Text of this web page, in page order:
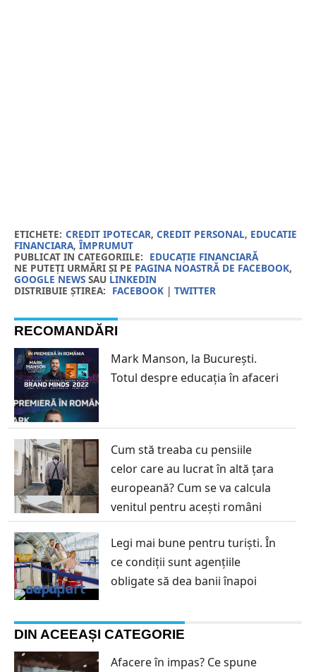
ETICHETE: CREDIT IPOTECAR, CREDIT PERSONAL, EDUCATIE
FINANCIARA, ÎMPRUMUT
PUBLICAT IN CATEGORIILE: EDUCAȚIE FINANCIARĂ
NE PUTEȚI URMĂRI ȘI PE PAGINA NOASTRĂ DE FACEBOOK,
GOOGLE NEWSSAU LINKEDIN
DISTRIBUIE ȘTIREA: FACEBOOK| TWITTER
RECOMANDĂRI
Mark Manson, la București.
Totul despre educația în afaceri
Cum stă treaba cu pensiile
celor care au lucrat în altă țara
europeană? Cum se va calcula
venitul pentru acești români
Legi mai bune pentru turiști. În
ce condiții sunt agențiile
obligate să dea banii înapoi
DIN ACEEAȘI CATEGORIE
Afacere în impas? Ce spune